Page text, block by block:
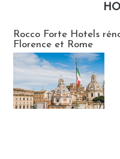
Rocco Forte Hotels
Florence et Rome